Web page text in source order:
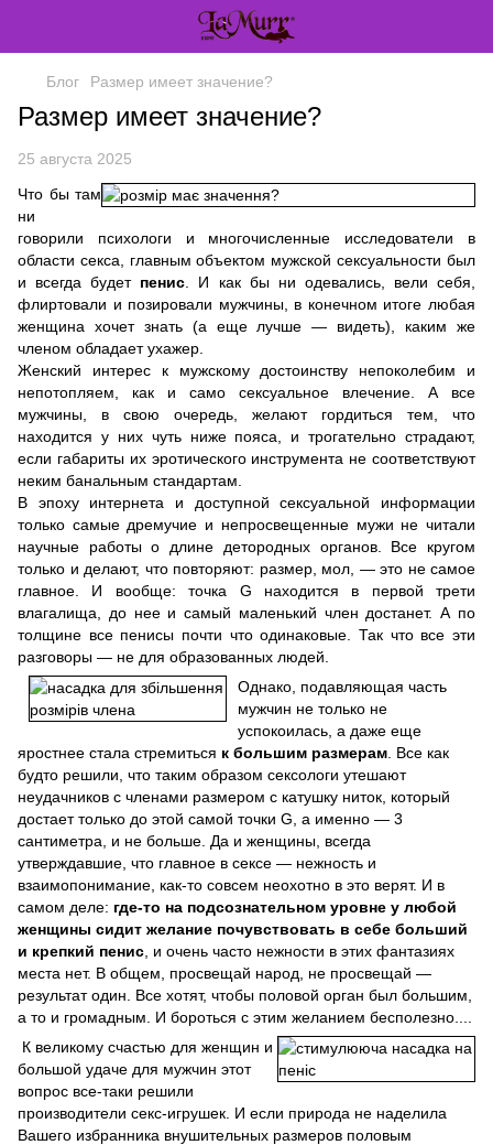
Блог Размер имеет значение?
Размер имеет значение?
25 августа 2025
Что бы там
ни
говорили психологи и многочисленные исследователи в
области секса, главным объектом мужской сексуальности был
и всегда будет пенис . И как бы ни одевались, вели себя,
флиртовали и позировали мужчины, в конечном итоге любая
женщина хочет знать (а еще лучше — видеть), каким же
членом обладает ухажер.
Женский интерес к мужскому достоинству непоколебим и
непотопляем, как и само сексуальное влечение. А все
мужчины, в свою очередь, желают гордиться тем, что
находится у них чуть ниже пояса, и трогательно страдают,
если габариты их эротического инструмента не соответствуют
неким банальным стандартам.
В эпоху интернета и доступной сексуальной информации
только самые дремучие и непросвещенные мужи не читали
научные работы о длине детородных органов. Все кругом
только и делают, что повторяют: размер, мол, — это не самое
главное. И вообще: точка G находится в первой трети
влагалища, до нее и самый маленький член достанет. А по
толщине все пенисы почти что одинаковые. Так что все эти
разговоры — не для образованных людей.
Однако, подавляющая часть
мужчин не только не
успокоилась, а даже еще
яростнее стала стремиться к большим размерам . Все как
будто решили, что таким образом сексологи утешают
неудачников с членами размером с катушку ниток, который
достает только до этой самой точки G, а именно — 3
сантиметра, и не больше. Да и женщины, всегда
утверждавшие, что главное в сексе — нежность и
взаимопонимание, как-то совсем неохотно в это верят. И в
самом деле: где-то на подсознательном уровне у любой
женщины сидит желание почувствовать в себе больший
и крепкий пенис , и очень часто нежности в этих фантазиях
места нет. В общем, просвещай народ, не просвещай —
результат один. Все хотят, чтобы половой орган был большим,
а то и громадным. И бороться с этим желанием бесполезно....
К великому счастью для женщин и
большой удаче для мужчин этот
вопрос все-таки решили
производители секс-игрушек. И если природа не наделила
Вашего избранника внушительных размеров половым